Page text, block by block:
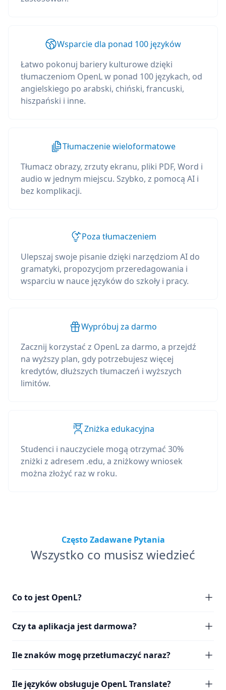
Wsparcie dla ponad 100 języków
Łatwo pokonuj bariery kulturowe dzięki
tłumaczeniom OpenL w ponad 100 językach, od
angielskiego po arabski, chiński, francuski,
hiszpański i inne.
Tłumaczenie wieloformatowe
Tłumacz obrazy, zrzuty ekranu, pliki PDF, Word i
audio w jednym miejscu. Szybko, z pomocą AI i
bez komplikacji.
Poza tłumaczeniem
Ulepszaj swoje pisanie dzięki narzędziom AI do
gramatyki, propozycjom przeredagowania i
wsparciu w nauce języków do szkoły i pracy.
Wypróbuj za darmo
Zacznij korzystać z OpenL za darmo, a przejdź
na wyższy plan, gdy potrzebujesz więcej
kredytów, dłuższych tłumaczeń i wyższych
limitów.
Zniżka edukacyjna
Studenci i nauczyciele mogą otrzymać 30%
zniżki z adresem .edu, a zniżkowy wniosek
można złożyć raz w roku.
Często Zadawane Pytania
Wszystko co musisz wiedzieć
Co to jest OpenL?
Czy ta aplikacja jest darmowa?
Ile znaków mogę przetłumaczyć naraz?
Ile języków obsługuje OpenL Translate?